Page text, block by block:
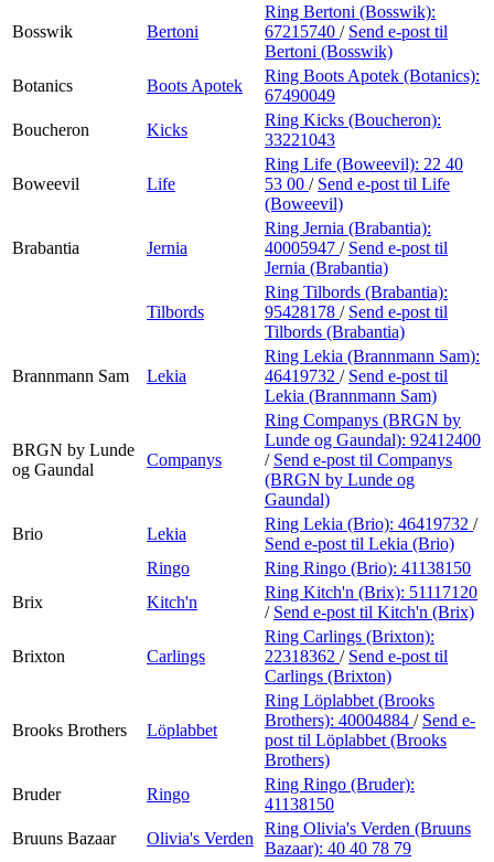
Bosswik Bertoni
Ring Bertoni (Bosswik):
67215740 / Send e-post til
Bertoni (Bosswik)
Botanics
Boots Apotek
Ring Boots Apotek (Botanics):
67490049
Boucheron
Kicks
Ring Kicks (Boucheron):
33221043
Boweevil Life
Ring Life (Boweevil): 22 40
53 00 / Send e-post til Life
(Boweevil)
Brabantia Jernia
Ring Jernia (Brabantia):
40005947 / Send e-post til
Jernia (Brabantia)
Tilbords
Ring Tilbords (Brabantia):
95428178 / Send e-post til
Tilbords (Brabantia)
Brannmann Sam Lekia
Ring Lekia (Brannmann Sam):
46419732 / Send e-post til
Lekia (Brannmann Sam)
BRGN by Lunde
og Gaundal
Companys
Ring Companys (BRGN by
Lunde og Gaundal): 92412400
/ Send e-post til Companys
(BRGN by Lunde og
Gaundal)
Brio
Lekia
Ring Lekia (Brio): 46419732 /
Send e-post til Lekia (Brio)
Ringo
Ring Ringo (Brio): 41138150
Brix
Kitch'n
Ring Kitch'n (Brix): 51117120
/ Send e-post til Kitch'n (Brix)
Brixton Carlings
Ring Carlings (Brixton):
22318362 / Send e-post til
Carlings (Brixton)
Brooks Brothers Löplabbet
Ring Löplabbet (Brooks
Brothers): 40004884 / Send e-
post til Löplabbet (Brooks
Brothers)
Bruder
Ringo
Ring Ringo (Bruder):
41138150
Bruuns Bazaar
Olivia's Verden
Ring Olivia's Verden (Bruuns
Bazaar): 40 40 78 79